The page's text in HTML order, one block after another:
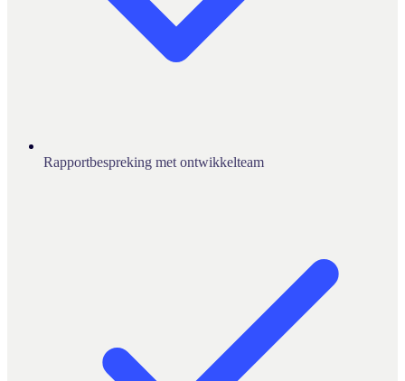
Rapportbespreking met ontwikkelteam